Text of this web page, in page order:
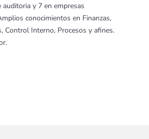
auditoria y 7 en empresas
conocimientos en Finanzas,
Control Interno, Procesos y afines.